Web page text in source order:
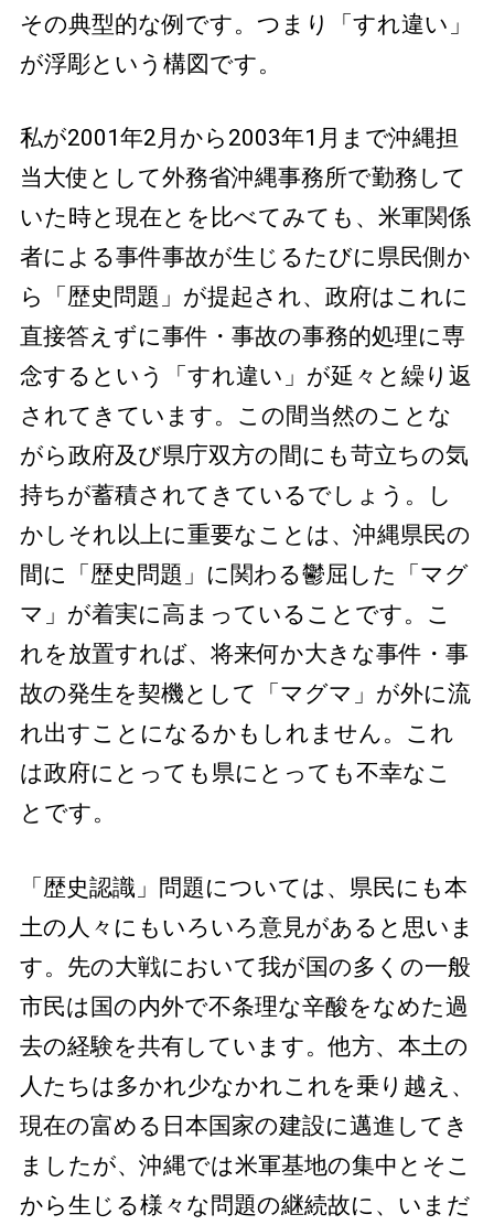
その典型的な例です。つまり「すれ違い」
が浮彫という構図です。
私が2001年2月から2003年1月まで沖縄担
当大使として外務省沖縄事務所で勤務して
いた時と現在とを比べてみても、米軍関係
者による事件事故が生じるたびに県民側か
ら「歴史問題」が提起され、政府はこれに
直接答えずに事件・事故の事務的処理に専
念するという「すれ違い」が延々と繰り返
されてきています。この間当然のことな
がら政府及び県庁双方の間にも苛立ちの気
持ちが蓄積されてきているでしょう。し
かしそれ以上に重要なことは、沖縄県民の
間に「歴史問題」に関わる鬱屈した「マグ
マ」が着実に高まっていることです。こ
れを放置すれば、将来何か大きな事件・事
故の発生を契機として「マグマ」が外に流
れ出すことになるかもしれません。これ
は政府にとっても県にとっても不幸なこ
とです。
「歴史認識」問題については、県民にも本
土の人々にもいろいろ意見があると思いま
す。先の大戦において我が国の多くの一般
市民は国の内外で不条理な辛酸をなめた過
去の経験を共有しています。他方、本土の
人たちは多かれ少なかれこれを乗り越え、
現在の富める日本国家の建設に邁進してき
ましたが、沖縄では米軍基地の集中とそこ
から生じる様々な問題の継続故に、いまだ